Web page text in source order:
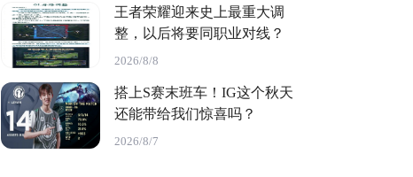
王者荣耀迎来史上最重大调
整，以后将要同职业对线？
2026/8/8
搭上S赛末班车！IG这个秋天
还能带给我们惊喜吗？
2026/8/7